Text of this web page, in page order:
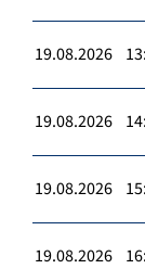
19.08.2026
19.08.2026
19.08.2026
19.08.2026